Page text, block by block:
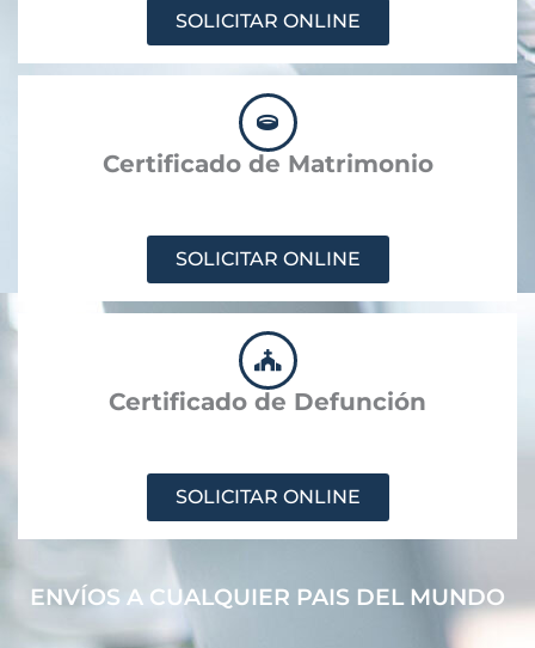
SOLICITAR ONLINE
Certificado de Matrimonio
SOLICITAR ONLINE
Certificado de Defunción
SOLICITAR ONLINE
ENVÍOS A CUALQUIER PAIS DEL MUNDO